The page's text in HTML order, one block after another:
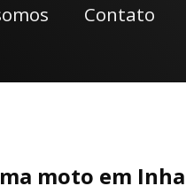
Contato
moto em